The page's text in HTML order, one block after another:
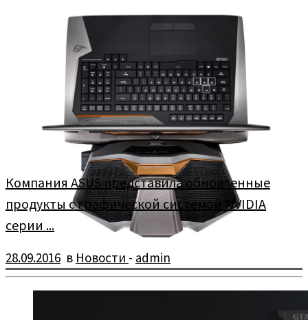
Компания ASUS представила обновленные
продукты с графической системой NVIDIA
серии ...
28.09.2016 в Новости - admin